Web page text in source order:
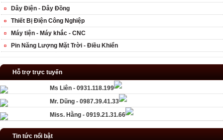
Dây Điện - Dây Đồng
Thiết Bị Điện Công Nghiệp
Máy tiện - Máy khắc - CNC
Pin Năng Lượng Mặt Trời - Điều Khiển
Hỗ trợ trực tuyến
Ms Liên - 0931.118.199
Mr. Dũng - 0987.39.41.33
Miss. Hằng - 0919.21.31.66
Tin tức nổi bật